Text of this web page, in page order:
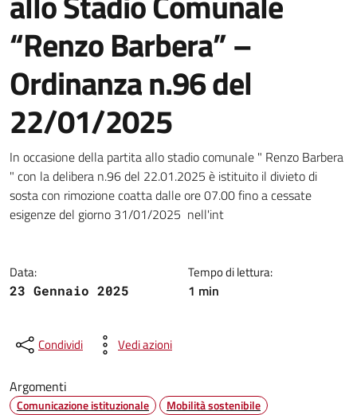
“Renzo Barbera” –
Ordinanza n.96 del
22/01/2025
Dettagli della notizia
In occasione della partita allo stadio comunale " Renzo Barbera
" con la delibera n.96 del 22.01.2025 è istituito il divieto di
sosta con rimozione coatta dalle ore 07.00 fino a cessate
esigenze del giorno 31/01/2025 nell'int
Data:
23 Gennaio 2025
Tempo di lettura:
1 min
Condividi Vedi azioni
Argomenti
Comunicazione istituzionale Mobilità sostenibile